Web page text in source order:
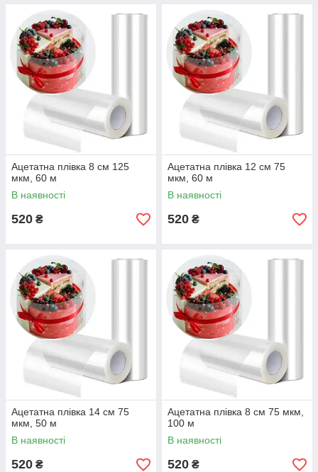
Ацетатна плівка 8 см 125
мкм, 60 м
В наявності
520 ₴
Ацетатна плівка 12 см 75
мкм, 60 м
В наявності
520 ₴
Ацетатна плівка 14 см 75
мкм, 50 м
В наявності
520 ₴
Ацетатна плівка 8 см 75 мкм,
100 м
В наявності
520 ₴